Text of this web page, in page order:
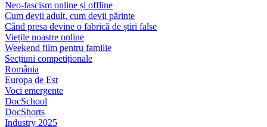
Neo-fascism online și offline
Cum devii adult, cum devii părinte
Când presa devine o fabrică de știri false
Viețile noastre online
Weekend film pentru familie
Secțiuni competiționale
România
Europa de Est
Voci emergente
DocSchool
DocShorts
Industry 2025